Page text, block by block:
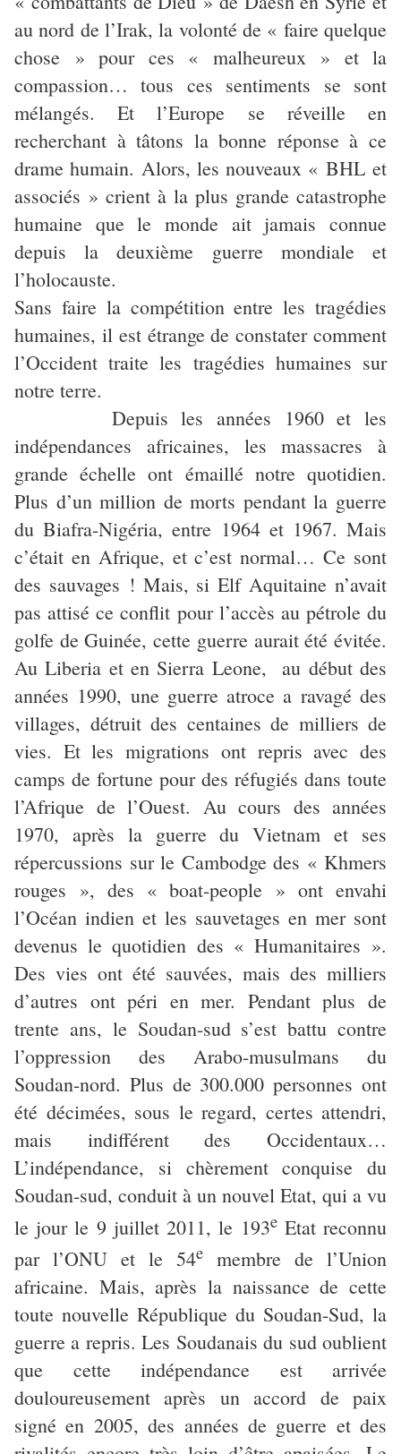
au nord de l’Irak, la volonté de « faire quelque
chose » pour ces « malheureux » et la
compassion… tous ces sentiments se sont
mélangés. Et l’Europe se réveille en
recherchant à tâtons la bonne réponse à ce
drame humain. Alors, les nouveaux « BHL et
associés » crient à la plus grande catastrophe
humaine que le monde ait jamais connue
depuis la deuxième guerre mondiale et
l’holocauste.
Sans faire la compétition entre les tragédies
humaines, il est étrange de constater comment
l’Occident traite les tragédies humaines sur
notre terre.
Depuis les années 1960 et les
indépendances africaines, les massacres à
grande échelle ont émaillé notre quotidien.
Plus d’un million de morts pendant la guerre
du Biafra-Nigéria, entre 1964 et 1967. Mais
c’était en Afrique, et c’est normal… Ce sont
des sauvages ! Mais, si Elf Aquitaine n’avait
pas attisé ce conflit pour l’accès au pétrole du
golfe de Guinée, cette guerre aurait été évitée.
Au Liberia et en Sierra Leone, au début des
années 1990, une guerre atroce a ravagé des
villages, détruit des centaines de milliers de
vies. Et les migrations ont repris avec des
camps de fortune pour des réfugiés dans toute
l’Afrique de l’Ouest. Au cours des années
1970, après la guerre du Vietnam et ses
répercussions sur le Cambodge des « Khmers
rouges », des « boat-people » ont envahi
l’Océan indien et les sauvetages en mer sont
devenus le quotidien des « Humanitaires ».
Des vies ont été sauvées, mais des milliers
d’autres ont péri en mer. Pendant plus de
trente ans, le Soudan-sud s’est battu contre
l’oppression des Arabo-musulmans du
Soudan-nord. Plus de 300.000 personnes ont
été décimées, sous le regard, certes attendri,
mais indifférent des Occidentaux…
L’indépendance, si chèrement conquise du
Soudan-sud, conduit à un nouvel Etat, qui a vu
le jour le 9 juillet 2011, le 193eEtat reconnu
par l’ONU et le 54e
membre de l’Union
africaine. Mais, après la naissance de cette
toute nouvelle République du Soudan-Sud, la
guerre a repris. Les Soudanais du sud oublient
que cette indépendance est arrivée
douloureusement après un accord de paix
signé en 2005, des années de guerre et des